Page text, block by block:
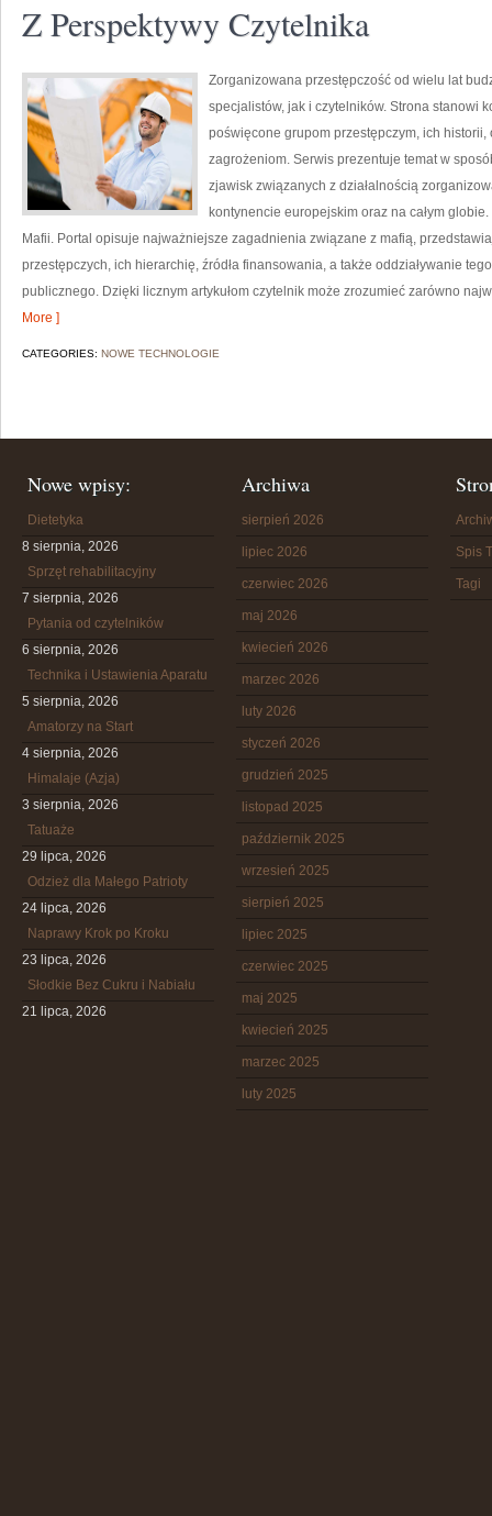
Z Perspektywy Czytelnika
Zorganizowana przestępczość od wielu lat
specjalistów, jak i czytelników. Strona stanowi
poświęcone grupom przestępczym, ich historii,
zagrożeniom. Serwis prezentuje temat w
zjawisk związanych z działalnością
kontynencie europejskim oraz na całym
Mafii. Portal opisuje najważniejsze zagadnienia związane z mafią,
przestępczych, ich hierarchię, źródła finansowania, a także oddziaływanie
publicznego. Dzięki licznym artykułom czytelnik może zrozumieć zarówno
More ]
CATEGORIES: NOWE TECHNOLOGIE
Nowe wpisy:
Dietetyka
8 sierpnia, 2026
Sprzęt rehabilitacyjny
7 sierpnia, 2026
Pytania od czytelników
6 sierpnia, 2026
Technika i Ustawienia Aparatu
5 sierpnia, 2026
Amatorzy na Start
4 sierpnia, 2026
Himalaje (Azja)
3 sierpnia, 2026
Tatuaże
29 lipca, 2026
Odzież dla Małego Patrioty
24 lipca, 2026
Naprawy Krok po Kroku
23 lipca, 2026
Słodkie Bez Cukru i Nabiału
21 lipca, 2026
Archiwa
sierpień 2026
lipiec 2026
czerwiec 2026
maj 2026
kwiecień 2026
marzec 2026
luty 2026
styczeń 2026
grudzień 2025
listopad 2025
październik 2025
wrzesień 2025
sierpień 2025
lipiec 2025
czerwiec 2025
maj 2025
kwiecień 2025
marzec 2025
luty 2025
Spis
Tagi